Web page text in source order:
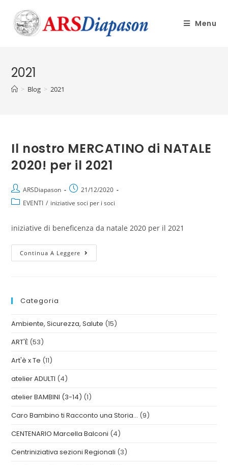
Menu
2021
> Blog > 2021
Il nostro MERCATINO di NATALE
2020! per il 2021
ARSDiapason
21/12/2020
EVENTI / iniziative soci per i soci
iniziative di beneficenza da natale 2020 per il 2021
Continua A Leggere
Categoria
Ambiente, Sicurezza, Salute (15)
ART'È (53)
Art'è x Te (11)
atelier ADULTI (4)
atelier BAMBINI (3-14) (1)
Caro Bambino ti Racconto una Storia… (9)
CENTENARIO Marcella Balconi (4)
Centriniziativa sezioni Regionali (3)